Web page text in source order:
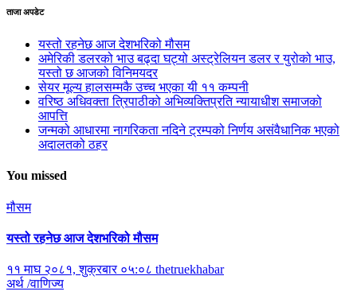
ताजा अपडेट
यस्तो रहनेछ आज देशभरिको मौसम
अमेरिकी डलरको भाउ बढ्दा घट्यो अस्ट्रेलियन डलर र युरोको भाउ,
यस्तो छ आजको विनिमयदर
सेयर मूल्य हालसम्मकै उच्च भएका यी ११ कम्पनी
वरिष्ठ अधिवक्ता त्रिपाठीको अभिव्यक्तिप्रति न्यायाधीश समाजको
आपत्ति
जन्मको आधारमा नागरिकता नदिने ट्रम्पको निर्णय असंवैधानिक भएको
अदालतको ठहर
You missed
मौसम
यस्तो रहनेछ आज देशभरिको मौसम
११ माघ २०८१, शुक्रबार ०५:०८ thetruekhabar
अर्थ /वाणिज्य